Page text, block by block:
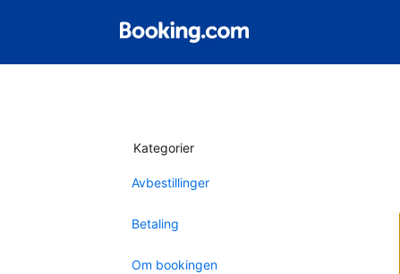
Kategorier
Avbestillinger
Betaling
Om bookingen